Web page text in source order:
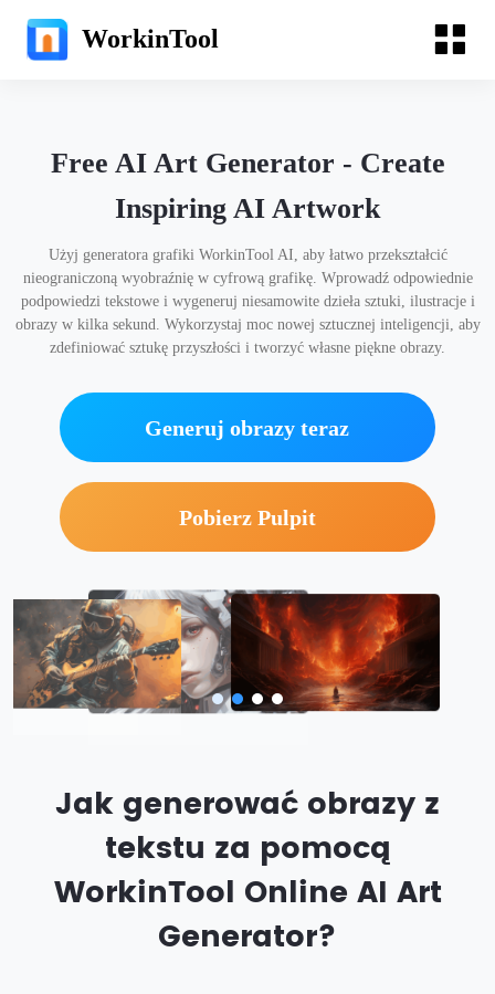
WorkinTool
Free AI Art Generator - Create
Inspiring AI Artwork
Użyj generatora grafiki WorkinTool AI, aby łatwo przekształcić
nieograniczoną wyobraźnię w cyfrową grafikę. Wprowadź odpowiednie
podpowiedzi tekstowe i wygeneruj niesamowite dzieła sztuki, ilustracje i
obrazy w kilka sekund. Wykorzystaj moc nowej sztucznej inteligencji, aby
zdefiniować sztukę przyszłości i tworzyć własne piękne obrazy.
Generuj obrazy teraz
Pobierz Pulpit
Jak generować obrazy z
tekstu za pomocą
WorkinTool Online AI Art
Generator?